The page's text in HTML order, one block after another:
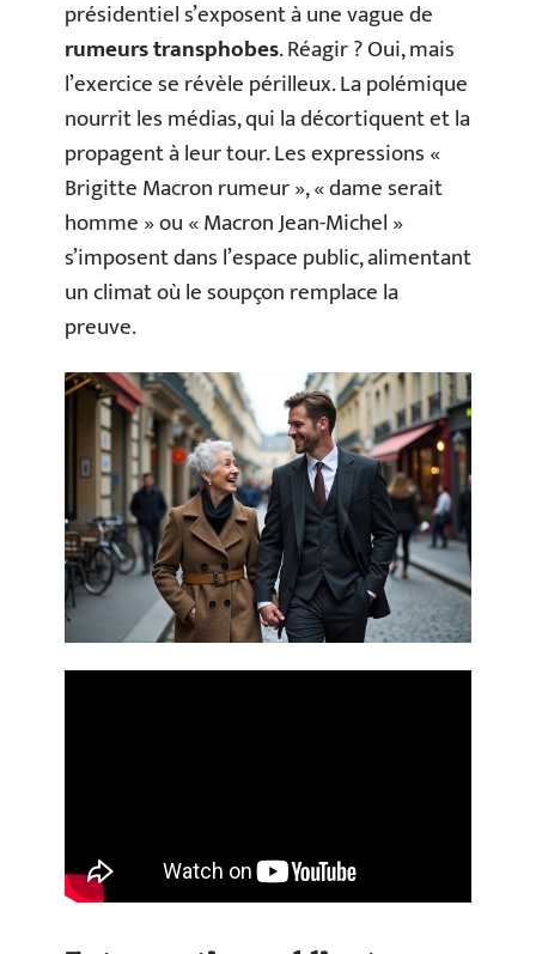
présidentiel s’exposent à une vague de
rumeurs transphobes. Réagir ? Oui, mais
l’exercice se révèle périlleux. La polémique
nourrit les médias, qui la décortiquent et la
propagent à leur tour. Les expressions «
Brigitte Macron rumeur », « dame serait
homme » ou « Macron Jean-Michel »
s’imposent dans l’espace public, alimentant
un climat où le soupçon remplace la
preuve.